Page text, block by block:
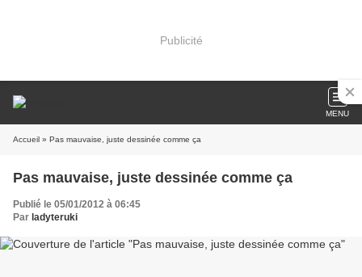
Publicité
MENU
Accueil » Pas mauvaise, juste dessinée comme ça
Pas mauvaise, juste dessinée comme ça
Publié le 05/01/2012 à 06:45
Par ladyteruki